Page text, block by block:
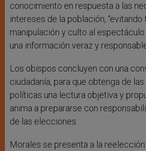
conocimiento en respuesta a las
intereses de la población,
manipulación y culto al
una información veraz y
Los obispos concluyen con una
ciudadanía, para que obtenga de
políticas una lectura objetiva y
anima a prepararse con
de las elecciones.
Morales se presenta a la reelección